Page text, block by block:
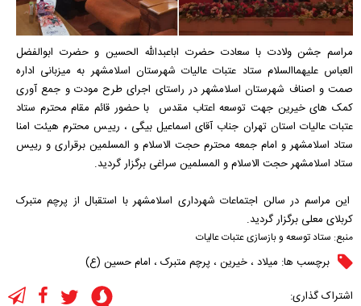
مراسم جشن ولادت با سعادت حضرت اباعبدالله الحسین و حضرت ابوالفضل
العباس علیهماالسلام ستاد عتبات عالیات شهرستان اسلامشهر به میزبانی اداره
صمت و اصناف شهرستان اسلامشهر در راستای اجرای طرح مودت و جمع آوری
کمک های خیرین جهت توسعه اعتاب مقدس با حضور قائم مقام محترم ستاد
عتبات عالیات استان تهران جناب آقای اسماعیل بیگی ، رییس محترم هیئت امنا
ستاد اسلامشهر و امام جمعه محترم حجت الاسلام و المسلمین برقراری و رییس
ستاد اسلامشهر حجت الاسلام و المسلمین سراغی برگزار گردید.
این مراسم در سالن اجتماعات شهرداری اسلامشهر با استقبال از پرچم متبرک
کربلای معلی برگزار گردید.
منبع: ستاد توسعه و بازسازی عتبات عالیات
برچسب ها: میلاد ، خیرین ، پرچم متبرک ، امام حسین (ع)
اشتراک گذاری: